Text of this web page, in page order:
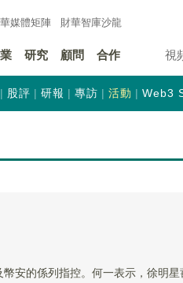
媒體矩陣 財華智庫沙龍
研究 顧問 合作 視
股評 研報 專訪 活動 Web3
安的係列指控。何一表示，徐明